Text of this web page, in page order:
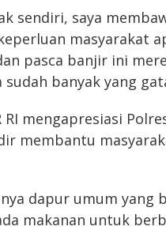
sendiri, saya
masyarakat
pasca banjir ini
sudah banyak yang
RI mengapresiasi
membantu
dapur umum yang
makanan untuk